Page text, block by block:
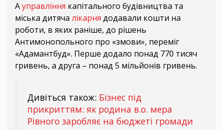
Ауправління капітального будівництва та
міська дитяча лікарня додавали кошти на
роботи, в яких раніше, до рішень
Антимонопольного про «змови», переміг
«Адамантбуд». Перше додало понад 770 тисяч
гривень, а друга – понад 5 мільйонів гривень.
Дивіться також: Бізнес під
прикриттям: як родина в.о. мера
Рівного заробляє на бюджеті громади